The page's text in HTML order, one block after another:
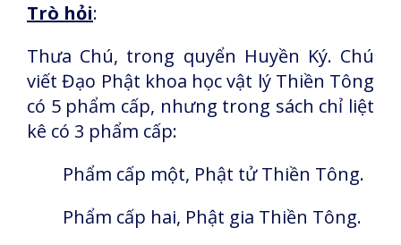
Trò hỏi:
Thưa Chú, trong quyển Huyền Ký. Chú
viết Đạo Phật khoa học vật lý Thiền Tông
có 5 phẩm cấp, nhưng trong sách chỉ liệt
kê có 3 phẩm cấp:
Phẩm cấp một, Phật tử Thiền Tông.
Phẩm cấp hai, Phật gia Thiền Tông.